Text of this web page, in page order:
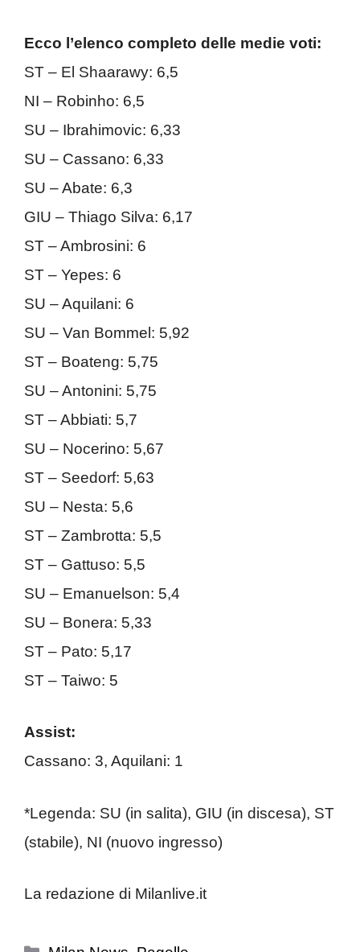
Ecco l’elenco completo delle medie voti:
ST – El Shaarawy: 6,5
NI – Robinho: 6,5
SU – Ibrahimovic: 6,33
SU – Cassano: 6,33
SU – Abate: 6,3
GIU – Thiago Silva: 6,17
ST – Ambrosini: 6
ST – Yepes: 6
SU – Aquilani: 6
SU – Van Bommel: 5,92
ST – Boateng: 5,75
SU – Antonini: 5,75
ST – Abbiati: 5,7
SU – Nocerino: 5,67
ST – Seedorf: 5,63
SU – Nesta: 5,6
ST – Zambrotta: 5,5
ST – Gattuso: 5,5
SU – Emanuelson: 5,4
SU – Bonera: 5,33
ST – Pato: 5,17
ST – Taiwo: 5
Assist:
Cassano: 3, Aquilani: 1
*Legenda: SU (in salita), GIU (in discesa), ST
(stabile), NI (nuovo ingresso)
La redazione di Milanlive.it